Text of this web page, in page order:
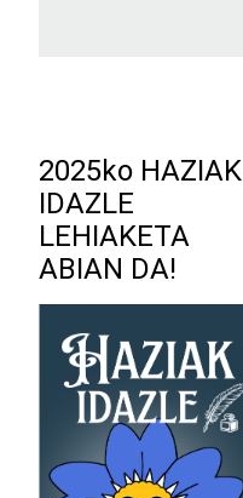
2025ko HAZIAK
IDAZLE
LEHIAKETA
ABIAN DA!